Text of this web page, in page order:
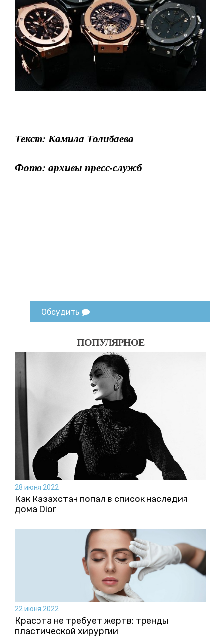
Текст: Камила Толибаева
Фото: архивы пресс-служб
Обсудить
ПОПУЛЯРНОЕ
28 июня 2022
Как Казахстан попал в список наследия
дома Dior
22 июня 2022
Красота не требует жертв: тренды
пластической хирургии